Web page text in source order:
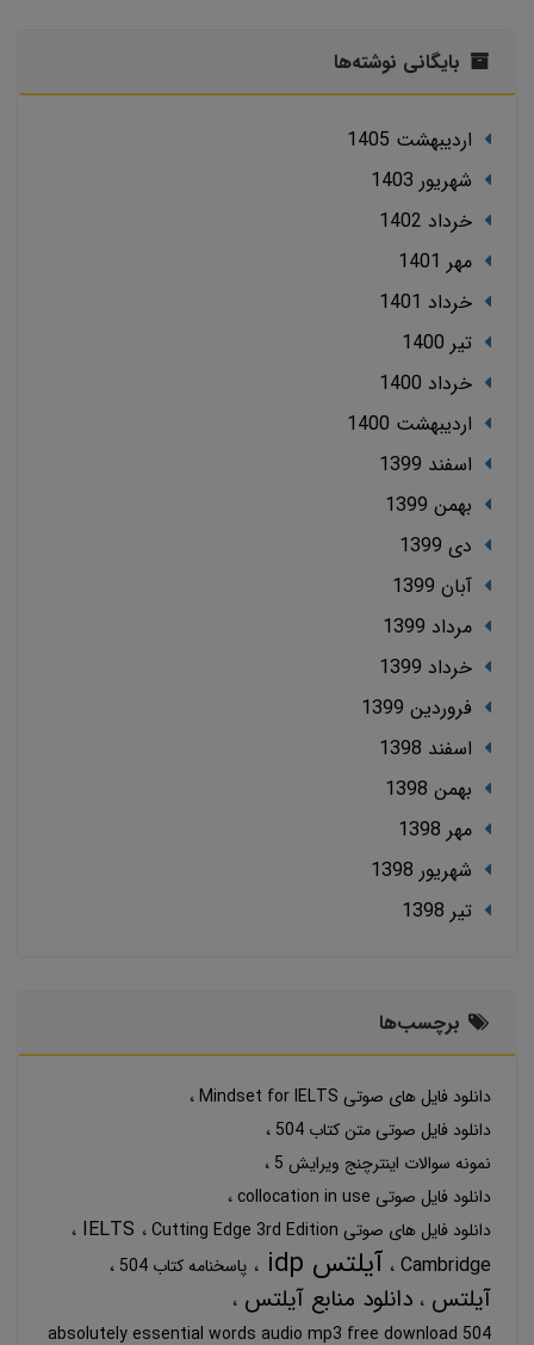
بایگانی نوشته‌ها
ارديبهشت 1405
شهریور 1403
خرداد 1402
مهر 1401
خرداد 1401
تير 1400
خرداد 1400
ارديبهشت 1400
اسفند 1399
بهمن 1399
دی 1399
آبان 1399
مرداد 1399
خرداد 1399
فروردین 1399
اسفند 1398
بهمن 1398
مهر 1398
شهریور 1398
تير 1398
برچسب‌ها
دانلود فایل های صوتی Mindset for IELTS
دانلود فایل صوتی متن کتاب 504
نمونه سوالات اینترچنج ویرایش 5
دانلود فایل صوتی collocation in use
دانلود فایل های صوتی Cutting Edge 3rd Edition
IELTS
Cambridge آیلتس idp پاسخنامه کتاب 504
آیلتس دانلود منابع آیلتس
504 absolutely essential words audio mp3 free download